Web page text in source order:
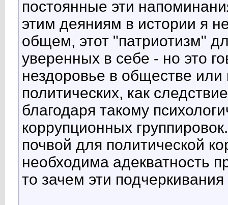
постоянные эти
этим деяниям в истории я
общем, этот "патриотизм"
уверенных в себе - но это
нездоровье в обществе
политических, как
благодаря такому
коррупционных
почвой для политической
необходима адекватность
то зачем эти